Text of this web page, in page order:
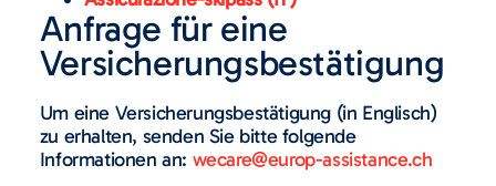
Anfrage für eine
Versicherungsbestätigung
Um eine Versicherungsbestätigung (in Englisch)
zu erhalten, senden Sie bitte folgende
Informationen an: wecare@europ-assistance.ch